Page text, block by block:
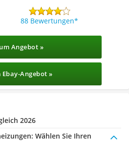
88 Bewertungen
Angebot »
Ebay-Angebot »
2026
Wählen Sie Ihren